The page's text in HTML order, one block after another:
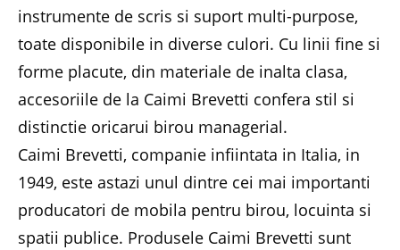
instrumente de scris si suport multi-purpose,
toate disponibile in diverse culori. Cu linii fine si
forme placute, din materiale de inalta clasa,
accesoriile de la Caimi Brevetti confera stil si
distinctie oricarui birou managerial.
Caimi Brevetti, companie infiintata in Italia, in
1949, este astazi unul dintre cei mai importanti
producatori de mobila pentru birou, locuinta si
spatii publice. Produsele Caimi Brevetti sunt